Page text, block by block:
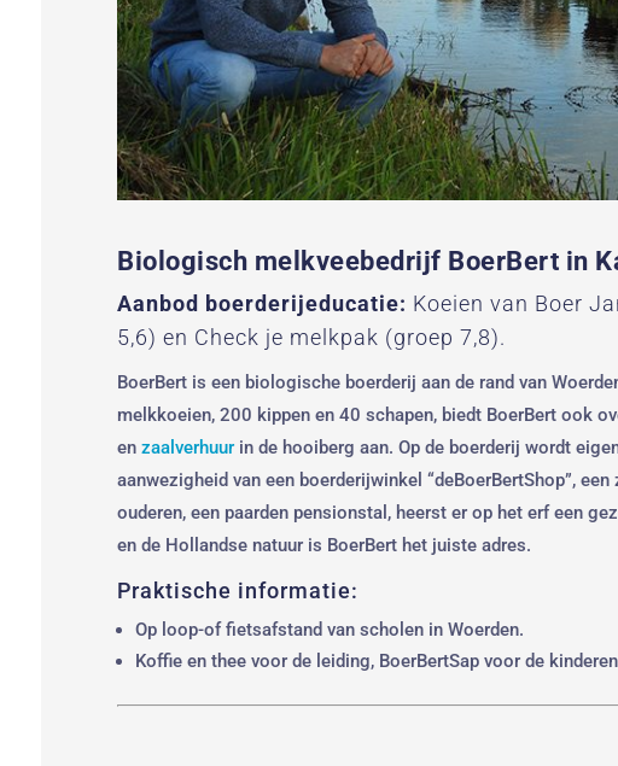
Biologisch melkveebedrijf BoerBert in
Aanbod boerderijeducatie: Koeien van Boer
5,6) en Check je melkpak (groep 7,8).
BoerBert is een biologische boerderij aan de rand van
melkkoeien, 200 kippen en 40 schapen, biedt BoerBert ook
enzaalverhuur in de hooiberg aan. Op de boerderij wordt
aanwezigheid van een boerderijwinkel “deBoerBertShop”,
ouderen, een paarden pensionstal, heerst er op het erf een
en de Hollandse natuur is BoerBert het juiste adres.
Praktische informatie:
Op loop-of fietsafstand van scholen in Woerden.
Koffie en thee voor de leiding, BoerBertSap voor de kinderen